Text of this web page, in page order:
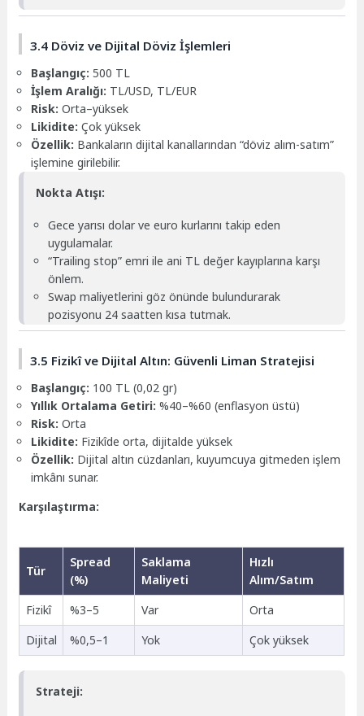
3.4 Döviz ve Dijital Döviz İşlemleri
Başlangıç: 500 TL
İşlem Aralığı: TL/USD, TL/EUR
Risk: Orta–yüksek
Likidite: Çok yüksek
Özellik: Bankaların dijital kanallarından “döviz alım-satım”
işlemine girilebilir.
Nokta Atışı:
Gece yarısı dolar ve euro kurlarını takip eden
uygulamalar.
“Trailing stop” emri ile ani TL değer kayıplarına karşı
önlem.
Swap maliyetlerini göz önünde bulundurarak
pozisyonu 24 saatten kısa tutmak.
3.5 Fizikî ve Dijital Altın: Güvenli Liman Stratejisi
Başlangıç: 100 TL (0,02 gr)
Yıllık Ortalama Getiri: %40–%60 (enflasyon üstü)
Risk: Orta
Likidite: Fizikîde orta, dijitalde yüksek
Özellik: Dijital altın cüzdanları, kuyumcuya gitmeden işlem
imkânı sunar.
Karşılaştırma:
Tür
Spread
(%)
Saklama
Maliyeti
Hızlı
Alım/Satım
Fizikî
%3–5 Var
Orta
Dijital
%0,5–1 Yok Çok yüksek
Strateji: